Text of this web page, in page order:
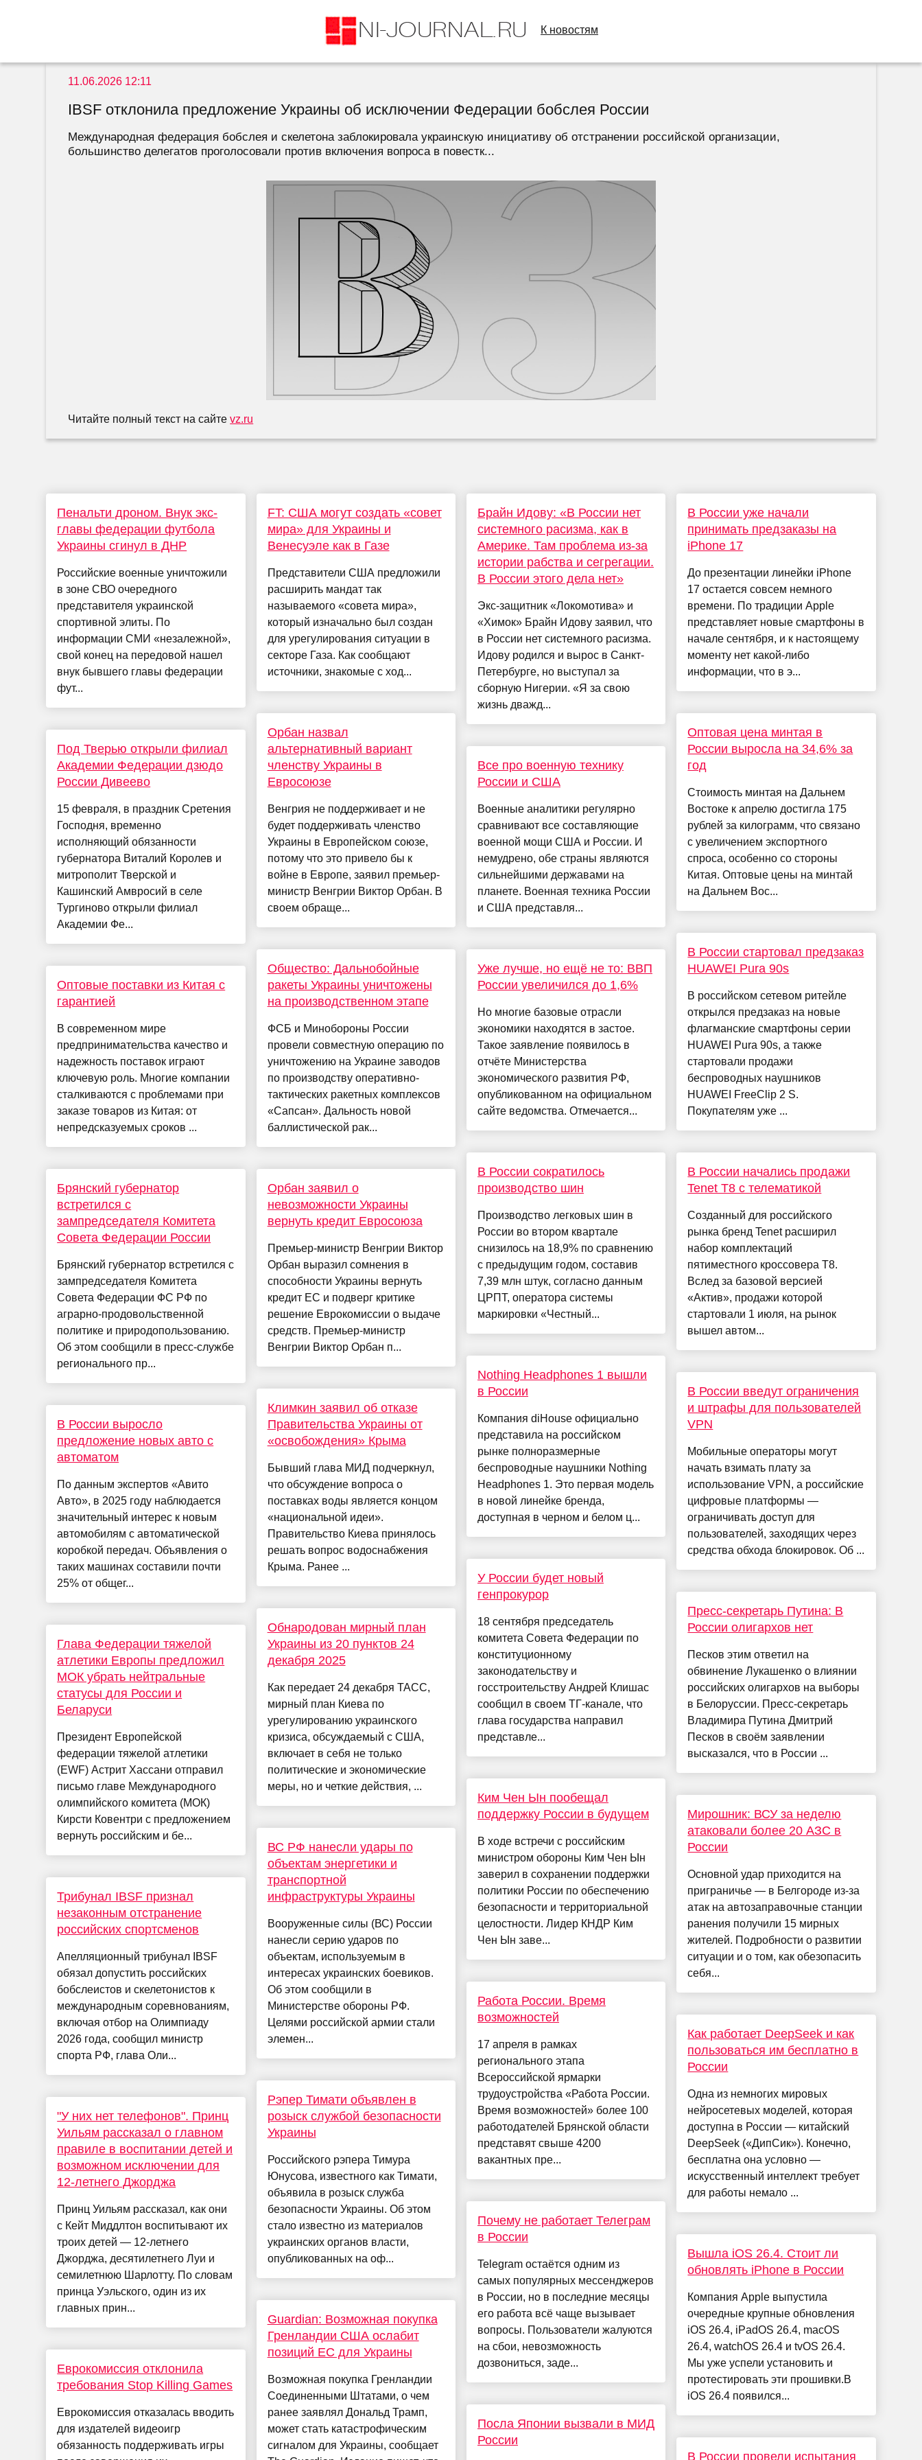
К новостям
11.06.2026 12:11
IBSF отклонила предложение Украины об исключении Федерации бобслея России
Международная федерация бобслея и скелетона заблокировала украинскую инициативу об отстранении российской организации,
большинство делегатов проголосовали против включения вопроса в повестк...
Читайте полный текст на сайтеvz.ru
Пенальти дроном. Внук экс-
главы федерации футбола
Украины сгинул в ДНР
Российские военные уничтожили
в зоне СВО очередного
представителя украинской
спортивной элиты. По
информации СМИ «незалежной»,
свой конец на передовой нашел
внук бывшего главы федерации
фут...
Под Тверью открыли филиал
Академии Федерации дзюдо
России Дивеево
15 февраля, в праздник Сретения
Господня, временно
исполняющий обязанности
губернатора Виталий Королев и
митрополит Тверской и
Кашинский Амвросий в селе
Тургиново открыли филиал
Академии Фе...
Оптовые поставки из Китая с
гарантией
В современном мире
предпринимательства качество и
надежность поставок играют
ключевую роль. Многие компании
сталкиваются с проблемами при
заказе товаров из Китая: от
непредсказуемых сроков ...
Брянский губернатор
встретился с
зампредседателя Комитета
Совета Федерации России
Брянский губернатор встретился с
зампредседателя Комитета
Совета Федерации ФС РФ по
аграрно-продовольственной
политике и природопользованию.
Об этом сообщили в пресс-службе
регионального пр...
В России выросло
предложение новых авто с
автоматом
По данным экспертов «Авито
Авто», в 2025 году наблюдается
значительный интерес к новым
автомобилям с автоматической
коробкой передач. Объявления о
таких машинах составили почти
25% от общег...
Глава Федерации тяжелой
атлетики Европы предложил
МОК убрать нейтральные
статусы для России и
Беларуси
Президент Европейской
федерации тяжелой атлетики
(EWF) Астрит Хассани отправил
письмо главе Международного
олимпийского комитета (МОК)
Кирсти Ковентри с предложением
вернуть российским и бе...
Трибунал IBSF признал
незаконным отстранение
российских спортсменов
Апелляционный трибунал IBSF
обязал допустить российских
бобслеистов и скелетонистов к
международным соревнованиям,
включая отбор на Олимпиаду
2026 года, сообщил министр
спорта РФ, глава Оли...
"У них нет телефонов". Принц
Уильям рассказал о главном
правиле в воспитании детей и
возможном исключении для
12-летнего Джорджа
Принц Уильям рассказал, как они
с Кейт Миддлтон воспитывают их
троих детей — 12-летнего
Джорджа, десятилетнего Луи и
семилетнюю Шарлотту. По словам
принца Уэльского, один из их
главных прин...
Еврокомиссия отклонила
требования Stop Killing Games
Еврокомиссия отказалась вводить
для издателей видеоигр
обязанность поддерживать игры
FT: США могут создать «совет
мира» для Украины и
Венесуэле как в Газе
Представители США предложили
расширить мандат так
называемого «совета мира»,
который изначально был создан
для урегулирования ситуации в
секторе Газа. Как сообщают
источники, знакомые с ход...
Орбан назвал
альтернативный вариант
членству Украины в
Евросоюзе
Венгрия не поддерживает и не
будет поддерживать членство
Украины в Европейском союзе,
потому что это привело бы к
войне в Европе, заявил премьер-
министр Венгрии Виктор Орбан. В
своем обраще...
Общество: Дальнобойные
ракеты Украины уничтожены
на производственном этапе
ФСБ и Минобороны России
провели совместную операцию по
уничтожению на Украине заводов
по производству оперативно-
тактических ракетных комплексов
«Сапсан». Дальность новой
баллистической рак...
Орбан заявил о
невозможности Украины
вернуть кредит Евросоюза
Премьер-министр Венгрии Виктор
Орбан выразил сомнения в
способности Украины вернуть
кредит ЕС и подверг критике
решение Еврокомиссии о выдаче
средств. Премьер-министр
Венгрии Виктор Орбан п...
Климкин заявил об отказе
Правительства Украины от
«освобождения» Крыма
Бывший глава МИД подчеркнул,
что обсуждение вопроса о
поставках воды является концом
«национальной идеи».
Правительство Киева принялось
решать вопрос водоснабжения
Крыма. Ранее ...
Обнародован мирный план
Украины из 20 пунктов 24
декабря 2025
Как передает 24 декабря ТАСС,
мирный план Киева по
урегулированию украинского
кризиса, обсуждаемый с США,
включает в себя не только
политические и экономические
меры, но и четкие действия, ...
ВС РФ нанесли удары по
объектам энергетики и
транспортной
инфраструктуры Украины
Вооруженные силы (ВС) России
нанесли серию ударов по
объектам, используемым в
интересах украинских боевиков.
Об этом сообщили в
Министерстве обороны РФ.
Целями российской армии стали
элемен...
Рэпер Тимати объявлен в
розыск службой безопасности
Украины
Российского рэпера Тимура
Юнусова, известного как Тимати,
объявила в розыск служба
безопасности Украины. Об этом
стало известно из материалов
украинских органов власти,
опубликованных на оф...
Guardian: Возможная покупка
Гренландии США ослабит
позиций ЕС для Украины
Возможная покупка Гренландии
Соединенными Штатами, о чем
ранее заявлял Дональд Трамп,
может стать катастрофическим
сигналом для Украины, сообщает
Брайн Идову: «В России нет
системного расизма, как в
Америке. Там проблема из-за
истории рабства и сегрегации.
В России этого дела нет»
Экс-защитник «Локомотива» и
«Химок» Брайн Идову заявил, что
в России нет системного расизма.
Идову родился и вырос в Санкт-
Петербурге, но выступал за
сборную Нигерии. «Я за свою
жизнь дважд...
Все про военную технику
России и США
Военные аналитики регулярно
сравнивают все составляющие
военной мощи США и России. И
немудрено, обе страны являются
сильнейшими державами на
планете. Военная техника России
и США представля...
Уже лучше, но ещё не то: ВВП
России увеличился до 1,6%
Но многие базовые отрасли
экономики находятся в застое.
Такое заявление появилось в
отчёте Министерства
экономического развития РФ,
опубликованном на официальном
сайте ведомства. Отмечается...
В России сократилось
производство шин
Производство легковых шин в
России во втором квартале
снизилось на 18,9% по сравнению
с предыдущим годом, составив
7,39 млн штук, согласно данным
ЦРПТ, оператора системы
маркировки «Честный...
Nothing Headphones 1 вышли
в России
Компания diHouse официально
представила на российском
рынке полноразмерные
беспроводные наушники Nothing
Headphones 1. Это первая модель
в новой линейке бренда,
доступная в черном и белом ц...
У России будет новый
генпрокурор
18 сентября председатель
комитета Совета Федерации по
конституционному
законодательству и
госстроительству Андрей Клишас
сообщил в своем ТГ-канале, что
глава государства направил
представле...
Ким Чен Ын пообещал
поддержку России в будущем
В ходе встречи с российским
министром обороны Ким Чен Ын
заверил в сохранении поддержки
политики России по обеспечению
безопасности и территориальной
целостности. Лидер КНДР Ким
Чен Ын заве...
Работа России. Время
возможностей
17 апреля в рамках
регионального этапа
Всероссийской ярмарки
трудоустройства «Работа России.
Время возможностей» более 100
работодателей Брянской области
представят свыше 4200
вакантных пре...
Почему не работает Телеграм
в России
Telegram остаётся одним из
самых популярных мессенджеров
в России, но в последние месяцы
его работа всё чаще вызывает
вопросы. Пользователи жалуются
на сбои, невозможность
дозвониться, заде...
Посла Японии вызвали в МИД
России
В России уже начали
принимать предзаказы на
iPhone 17
До презентации линейки iPhone
17 остается совсем немного
времени. По традиции Apple
представляет новые смартфоны в
начале сентября, и к настоящему
моменту нет какой-либо
информации, что в э...
Оптовая цена минтая в
России выросла на 34,6% за
год
Стоимость минтая на Дальнем
Востоке к апрелю достигла 175
рублей за килограмм, что связано
с увеличением экспортного
спроса, особенно со стороны
Китая. Оптовые цены на минтай
на Дальнем Вос...
В России стартовал предзаказ
HUAWEI Pura 90s
В российском сетевом ритейле
открылся предзаказ на новые
флагманские смартфоны серии
HUAWEI Pura 90s, а также
стартовали продажи
беспроводных наушников
HUAWEI FreeClip 2 S.
Покупателям уже ...
В России начались продажи
Tenet T8 с телематикой
Созданный для российского
рынка бренд Tenet расширил
набор комплектаций
пятиместного кроссовера T8.
Вслед за базовой версией
«Актив», продажи которой
стартовали 1 июля, на рынок
вышел автом...
В России введут ограничения
и штрафы для пользователей
VPN
Мобильные операторы могут
начать взимать плату за
использование VPN, а российские
цифровые платформы —
ограничивать доступ для
пользователей, заходящих через
средства обхода блокировок. Об ...
Пресс-секретарь Путина: В
России олигархов нет
Песков этим ответил на
обвинение Лукашенко о влиянии
российских олигархов на выборы
в Белоруссии. Пресс-секретарь
Владимира Путина Дмитрий
Песков в своём заявлении
высказался, что в России ...
Мирошник: ВСУ за неделю
атаковали более 20 АЗС в
России
Основной удар приходится на
приграничье — в Белгороде из-за
атак на автозаправочные станции
ранения получили 15 мирных
жителей. Подробности о развитии
ситуации и о том, как обезопасить
себя...
Как работает DeepSeek и как
пользоваться им бесплатно в
России
Одна из немногих мировых
нейросетевых моделей, которая
доступна в России — китайский
DeepSeek («ДипСик»). Конечно,
бесплатна она условно —
искусственный интеллект требует
для работы немало ...
Вышла iOS 26.4. Стоит ли
обновлять iPhone в России
Компания Apple выпустила
очередные крупные обновления
iOS 26.4, iPadOS 26.4, macOS
26.4, watchOS 26.4 и tvOS 26.4.
Мы уже успели установить и
протестировать эти прошивки.В
iOS 26.4 появился...
В России провели испытания